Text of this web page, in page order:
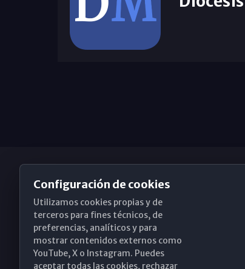
Obispado de Málaga
Santa María, 18-20. 29015 Málaga
Configuración de cookies
Utilizamos cookies propias y de
terceros para fines técnicos, de
preferencias, analíticos y para
mostrar contenidos externos como
YouTube, X o Instagram. Puedes
aceptar todas las cookies, rechazar